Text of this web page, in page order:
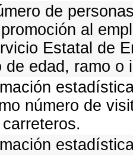
de
al
Estatal de
de edad, ramo
número de